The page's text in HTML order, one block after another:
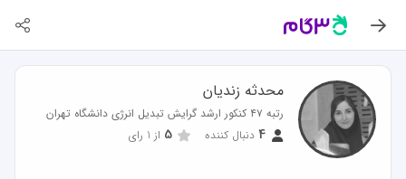
محدثه زندیان
رتبه ۴۷ کنکور ارشد گرایش تبدیل انرژی دانشگاه تهران
4 دنبال کننده 5 از 1 رای